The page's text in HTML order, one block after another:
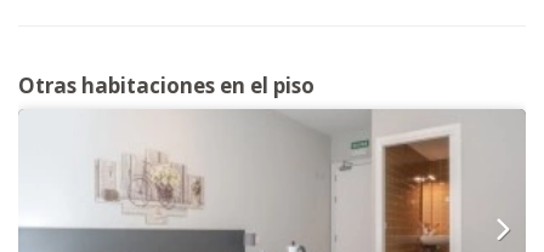
Otras habitaciones en el piso